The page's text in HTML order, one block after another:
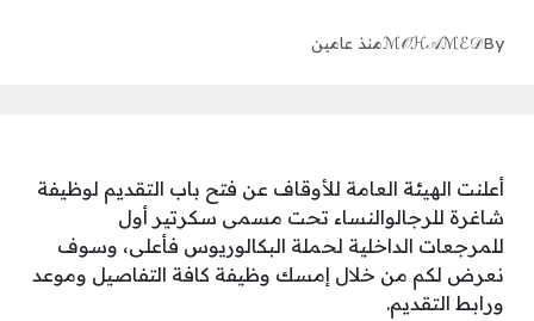
By
ℳ𝒪ℋ𝒜ℳℰ𝒟منذ عامين
أعلنت الهيئة العامة للأوقاف عن فتح باب التقديم لوظيفة
شاغرة للرجالوالنساء تحت مسمى سكرتير أول
للمرجعات الداخلية لحملة البكالوريوس فأعلى، وسوف
نعرض لكم من خلال إمسك وظيفة كافة التفاصيل وموعد
ورابط التقديم.